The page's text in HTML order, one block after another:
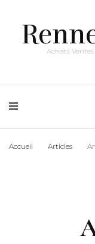
Achats
Accueil Articles